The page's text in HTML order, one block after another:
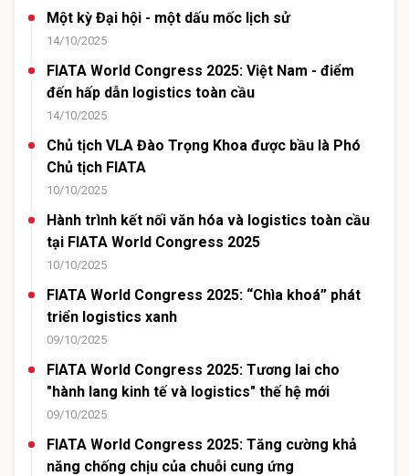
Một kỳ Đại hội - một dấu mốc lịch sử
14/10/2025
FIATA World Congress 2025: Việt Nam - điểm
đến hấp dẫn logistics toàn cầu
14/10/2025
Chủ tịch VLA Đào Trọng Khoa được bầu là Phó
Chủ tịch FIATA
10/10/2025
Hành trình kết nối văn hóa và logistics toàn cầu
tại FIATA World Congress 2025
10/10/2025
FIATA World Congress 2025: “Chìa khoá” phát
triển logistics xanh
09/10/2025
FIATA World Congress 2025: Tương lai cho
"hành lang kinh tế và logistics" thế hệ mới
09/10/2025
FIATA World Congress 2025: Tăng cường khả
năng chống chịu của chuỗi cung ứng